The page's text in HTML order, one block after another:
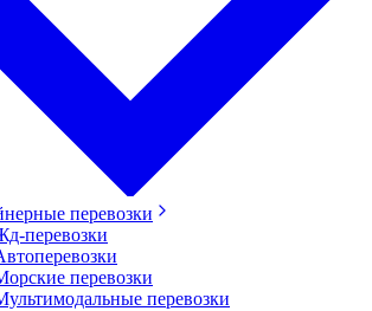
перевозки
перевозки
перевозки
перевозки